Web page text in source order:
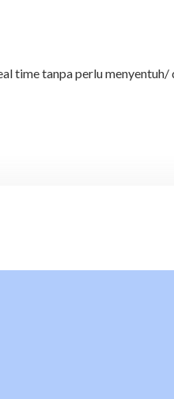
time tanpa perlu
harga hubungi sales